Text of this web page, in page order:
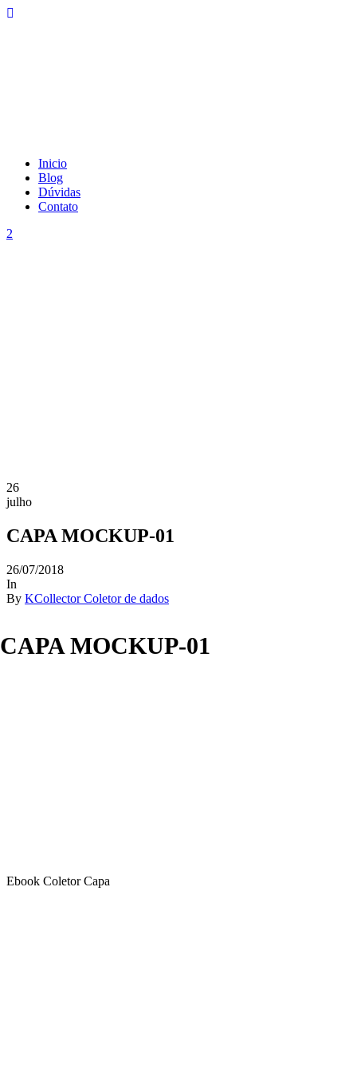
Inicio
Blog
Dúvidas
Contato
CAPA MOCKUP-01
26
julho
CAPA MOCKUP-01
26/07/2018
In
By KCollector Coletor de dados
Ebook Coletor Capa